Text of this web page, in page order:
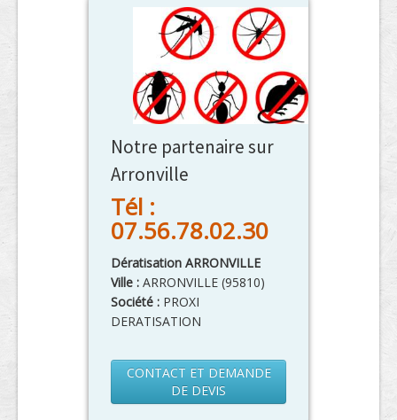
Notre partenaire sur
Arronville
Tél :
07.56.78.02.30
Dératisation ARRONVILLE
Ville : ARRONVILLE (95810)
Société : PROXI
DERATISATION
CONTACT ET DEMANDE
DE DEVIS